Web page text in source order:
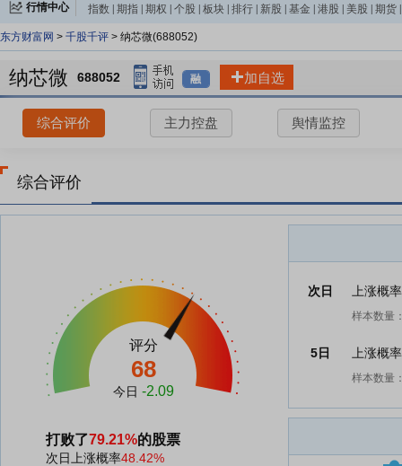
行情中心 指数 期指 期权 个股 板块 排行 新股 基金 港股 美股 期货
东方财富网 > 千股千评 > 纳芯微(688052)
纳芯微 688052 融 加自选
综合评价 主力控盘 舆情监控
综合评价
评分
68
今日 -2.09
打败了79.21%的股票
次日上涨概率48.42%
次日 上涨概
样本数量
5日 上涨概
样本数量